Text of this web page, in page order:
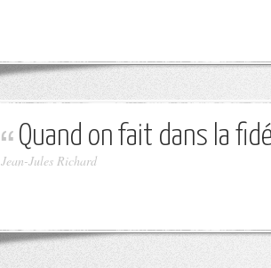
Quand on fait dans la
Jean-Jules Richard